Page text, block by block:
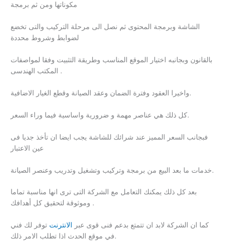
مكوناتها ومن ثم برمجة
الشاشة وبرمجة المحتوى ثم نصل الى مرحلة التركيب والتى تخضع
لضوابط وشروط محددة
بالقانون وبجانبه اختيار الموقع المناسب وطريقة التثبيت وفقا لمواصفات
المكتب الهندسى .
واخيرا العقود وفترة الضمان وعقد الصيانة وقطع الغيار الاضافية.
كل ذلك هي عناصر مهمة و ضرورية واساسية فيما وراء السعر.
فبجانب السعر المميز عند شرائك للشاشة يجب ايضا ان تأخذ جديا فى
عين الاعتبار
خدمات ما بعد البيع من برمجة وتركيب وتشغيل وتدريب وعنصر الصيانة.
بعد كل ذلك يمكنك التعامل مع الشركة التى ترى انها مناسبة تماما
وموثوقة لتحقيق كل أهدافك .
كما ان الشركة لابد ان تتمتع بدعم فنى قوى عبر الانترنت توفر لك فني
في موقع الحدث اذا تطلب الامر ذلك.